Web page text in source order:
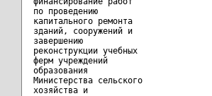
  по проведению
  капитального ремонта
  зданий, сооружений и
  завершению
  реконструкции учебных
  ферм учреждений
  образования
  Министерства сельского
  хозяйства и